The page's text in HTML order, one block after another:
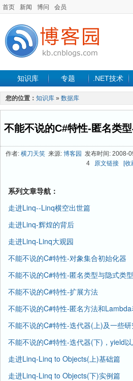
首页 新闻 博问 会员
知识库 专题 .NET技术
手机开发 软件工程
最新文章
您的位置： 知识库 » 数据库
不能不说的C#特性-匿名类
作者: 横刀天笑来源: 博客园 发布时间: 2008-
4
原文链接 [收
系列文章导航：
走进Linq--Linq横空出世篇
走进Linq-辉煌的背后
走进Linq-Linq大观园
不能不说的C#特性-对象集合初始化器
不能不说的C#特性-匿名类型与隐式类
不能不说的C#特性-扩展方法
不能不说的C#特性-匿名方法和
不能不说的C#特性-迭代器(上)及一些
不能不说的C#特性-迭代器(下)，yield
走进Linq-Linq to Objects(上)基础篇
走进Linq-Linq to Objects(下)实例篇